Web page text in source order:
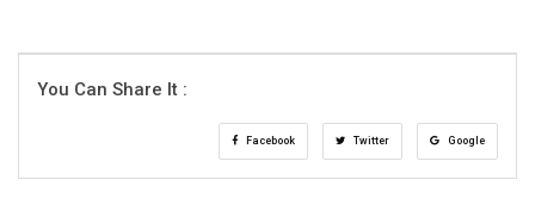
You Can Share It :
Facebook Twitter Google